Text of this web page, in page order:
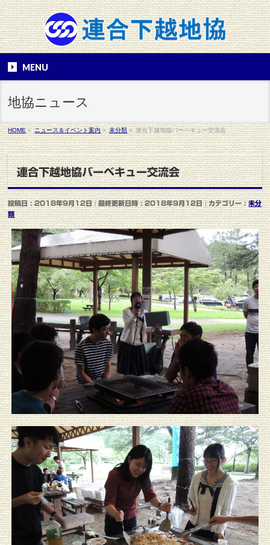
MENU
地協ニュース
HOME» ニュース＆イベント案内» 未分類» 連合下越地協バーベキュー交流会
連合下越地協バーベキュー交流会
投稿日 : 2018年9月12日 最終更新日時 : 2018年9月12日 カテゴリー :未分
類